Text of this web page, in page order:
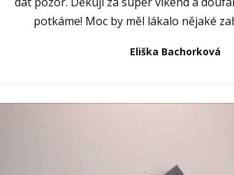
potkáme! Moc by měl lákalo nějaké
Eliška Bachorková